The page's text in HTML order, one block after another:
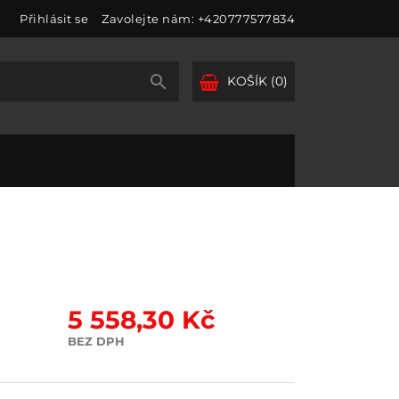
Přihlásit se Zavolejte nám: +420777577834
KOŠÍK (0)

5 558,30 Kč
BEZ DPH